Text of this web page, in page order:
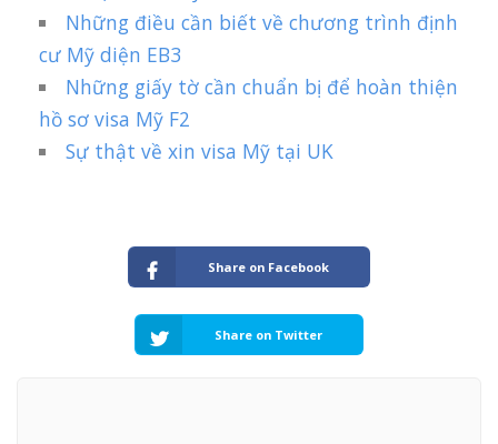
Những điều cần biết về chương trình định
cư Mỹ diện EB3
Những giấy tờ cần chuẩn bị để hoàn thiện
hồ sơ visa Mỹ F2
Sự thật về xin visa Mỹ tại UK
Share on Facebook
Share on Twitter